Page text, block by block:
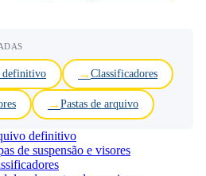
Classificadores
Pastas de arquivo
definitivo
de suspensão e visores